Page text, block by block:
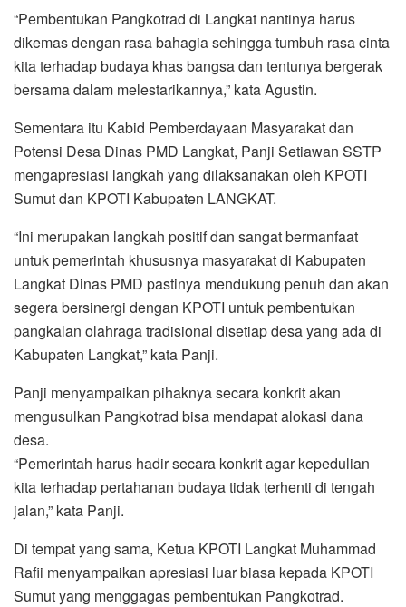
“Pembentukan Pangkotrad di Langkat nantinya harus
dikemas dengan rasa bahagia sehingga tumbuh rasa cinta
kita terhadap budaya khas bangsa dan tentunya bergerak
bersama dalam melestarikannya,” kata Agustin.
Sementara itu Kabid Pemberdayaan Masyarakat dan
Potensi Desa Dinas PMD Langkat, Panji Setiawan SSTP
mengapresiasi langkah yang dilaksanakan oleh KPOTI
Sumut dan KPOTI Kabupaten LANGKAT.
“Ini merupakan langkah positif dan sangat bermanfaat
untuk pemerintah khususnya masyarakat di Kabupaten
Langkat Dinas PMD pastinya mendukung penuh dan akan
segera bersinergi dengan KPOTI untuk pembentukan
pangkalan olahraga tradisional disetiap desa yang ada di
Kabupaten Langkat,” kata Panji.
Panji menyampaikan pihaknya secara konkrit akan
mengusulkan Pangkotrad bisa mendapat alokasi dana
desa.
“Pemerintah harus hadir secara konkrit agar kepedulian
kita terhadap pertahanan budaya tidak terhenti di tengah
jalan,” kata Panji.
Di tempat yang sama, Ketua KPOTI Langkat Muhammad
Rafii menyampaikan apresiasi luar biasa kepada KPOTI
Sumut yang menggagas pembentukan Pangkotrad.